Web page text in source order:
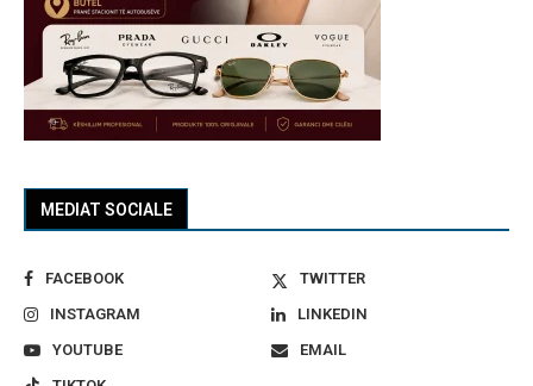
MEDIAT SOCIALE
FACEBOOK
TWITTER
INSTAGRAM
LINKEDIN
YOUTUBE
EMAIL